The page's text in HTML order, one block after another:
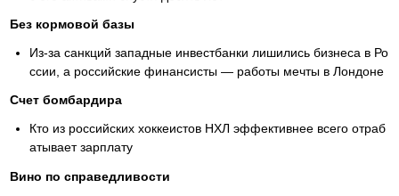
Без кормовой базы
Из-за санкций западные инвестбанки лишились бизнеса в Ро
ссии, а российские финансисты — работы мечты в Лондоне
Счет бомбардира
Кто из российских хоккеистов НХЛ эффективнее всего отраб
атывает зарплату
Вино по справедливости